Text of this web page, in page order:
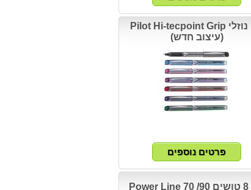
עט נוזלי Pilot Hi-tecpoint Grip
(עיצוב חדש)